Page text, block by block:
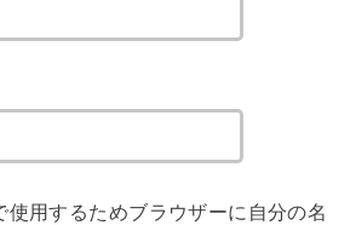
使用するためブラウザーに自分の名